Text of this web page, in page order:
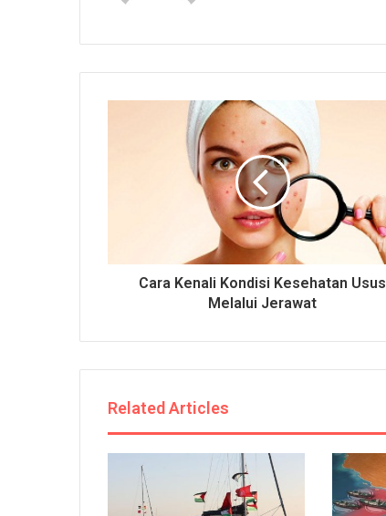
Cara Kenali Kondisi Kesehatan Usus
Melalui Jerawat
Related Articles